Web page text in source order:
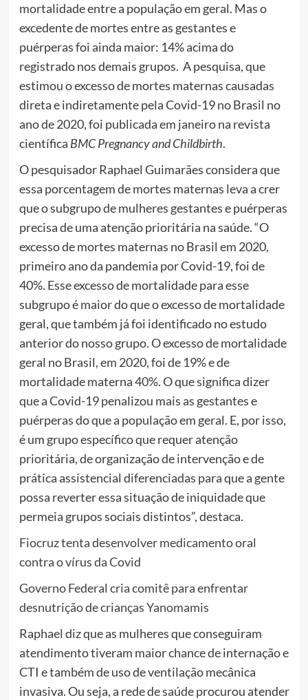
mortalidade entre a população em geral. Mas o
excedente de mortes entre as gestantes e
puérperas foi ainda maior: 14% acima do
registrado nos demais grupos. A pesquisa, que
estimou o excesso de mortes maternas causadas
direta e indiretamente pela Covid-19 no Brasil no
ano de 2020, foi publicada em janeiro na revista
científica BMC Pregnancy and Childbirth.
O pesquisador Raphael Guimarães considera que
essa porcentagem de mortes maternas leva a crer
que o subgrupo de mulheres gestantes e puérperas
precisa de uma atenção prioritária na saúde. “O
excesso de mortes maternas no Brasil em 2020,
primeiro ano da pandemia por Covid-19, foi de
40%. Esse excesso de mortalidade para esse
subgrupo é maior do que o excesso de mortalidade
geral, que também já foi identificado no estudo
anterior do nosso grupo. O excesso de mortalidade
geral no Brasil, em 2020, foi de 19% e de
mortalidade materna 40%. O que significa dizer
que a Covid-19 penalizou mais as gestantes e
puérperas do que a população em geral. E, por isso,
é um grupo específico que requer atenção
prioritária, de organização de intervenção e de
prática assistencial diferenciadas para que a gente
possa reverter essa situação de iniquidade que
permeia grupos sociais distintos”, destaca.
Fiocruz tenta desenvolver medicamento oral
contra o vírus da Covid
Governo Federal cria comitê para enfrentar
desnutrição de crianças Yanomamis
Raphael diz que as mulheres que conseguiram
atendimento tiveram maior chance de internação e
CTI e também de uso de ventilação mecânica
invasiva. Ou seja, a rede de saúde procurou atender